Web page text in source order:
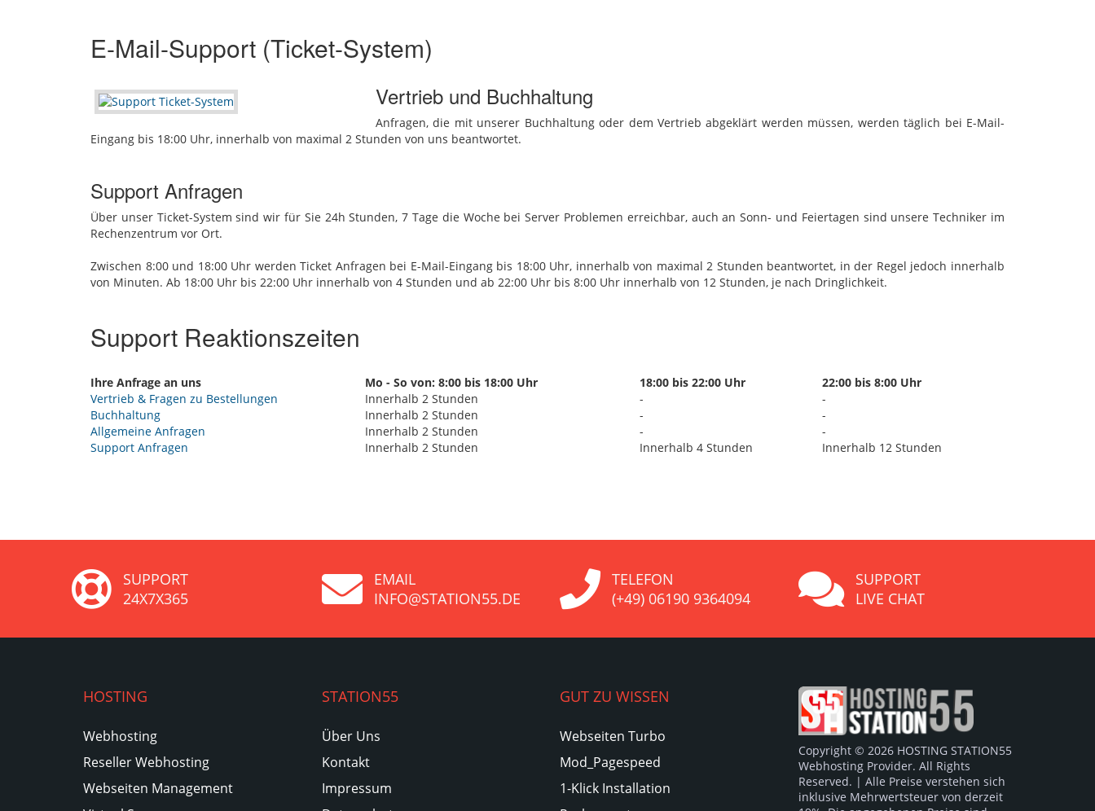
E-Mail-Support (Ticket-System)
Vertrieb und Buchhaltung
Anfragen, die mit unserer Buchhaltung oder dem Vertrieb abgeklärt werden müssen, werden täglich bei E-Mail-
Eingang bis 18:00 Uhr, innerhalb von maximal 2 Stunden von uns beantwortet.
Support Anfragen
Über unser Ticket-System sind wir für Sie 24h Stunden, 7 Tage die Woche bei Server Problemen erreichbar, auch an Sonn- und Feiertagen sind unsere Techniker im
Rechenzentrum vor Ort.
Zwischen 8:00 und 18:00 Uhr werden Ticket Anfragen bei E-Mail-Eingang bis 18:00 Uhr, innerhalb von maximal 2 Stunden beantwortet, in der Regel jedoch innerhalb
von Minuten. Ab 18:00 Uhr bis 22:00 Uhr innerhalb von 4 Stunden und ab 22:00 Uhr bis 8:00 Uhr innerhalb von 12 Stunden, je nach Dringlichkeit.
Support Reaktionszeiten
Ihre Anfrage an uns Mo - So von: 8:00 bis 18:00 Uhr 18:00 bis 22:00 Uhr
22:00 bis 8:00 Uhr
Vertrieb & Fragen zu Bestellungen
Innerhalb 2 Stunden -
-
Buchhaltung
Innerhalb 2 Stunden -
-
Allgemeine Anfragen
Innerhalb 2 Stunden -
-
Support Anfragen
Innerhalb 2 Stunden Innerhalb 4 Stunden Innerhalb 12 Stunden
SUPPORT
24X7X365
EMAIL
INFO@STATION55.DE
TELEFON
(+49) 06190 9364094
SUPPORT
LIVE CHAT
HOSTING
Webhosting
Reseller Webhosting
Webseiten Management
STATION55
Über Uns
Kontakt
Impressum
GUT ZU WISSEN
Webseiten Turbo
Mod_Pagespeed
1-Klick Installation
Copyright © 2026 HOSTING STATION55
Webhosting Provider. All Rights
Reserved. | Alle Preise verstehen sich
inklusive Mehrwertsteuer von derzeit